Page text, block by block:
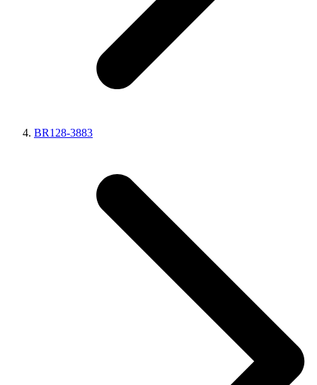
BR128-3883